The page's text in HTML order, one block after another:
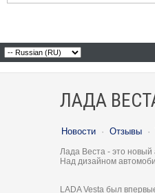
ЛАДА
Новости · Отзывы ·
Лада Веста - это
Над дизайном
LADA Vesta был